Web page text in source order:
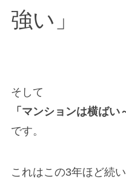
強い」
そして
「マンションは横ばい
です。
これはこの3年ほど続